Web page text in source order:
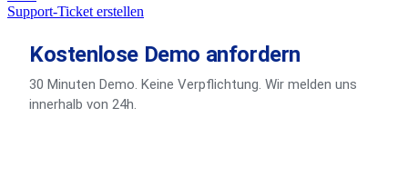
Support-Ticket erstellen
Kostenlose Demo anfordern
30 Minuten Demo. Keine Verpflichtung. Wir melden uns
innerhalb von 24h.